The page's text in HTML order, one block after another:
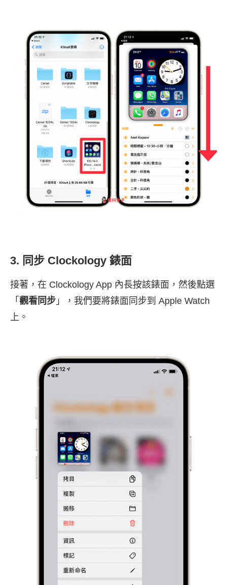
3. 同步 Clockology 錶面
接著，在 Clockology App 內長按該錶面，然後點選
「 觀看同步 」，我們要將錶面同步到 Apple Watch
上。